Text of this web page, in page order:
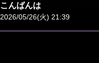
こんばんは
2026/05/26(火) 21:39